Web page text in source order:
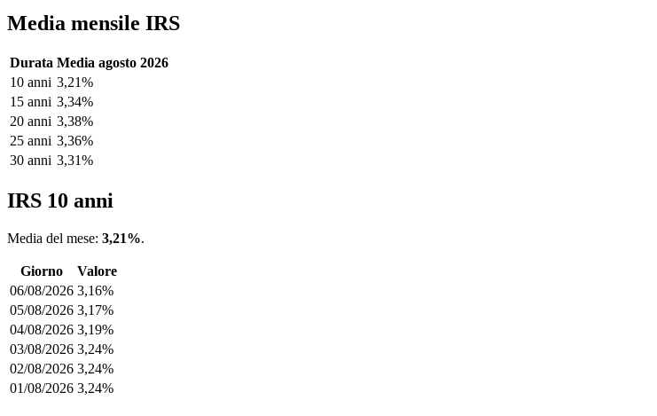
Media mensile IRS
Durata Media agosto 2026
10 anni 3,21%
15 anni 3,34%
20 anni 3,38%
25 anni 3,36%
30 anni 3,31%
IRS 10 anni
Media del mese: 3,21%.
Giorno
Valore
06/08/2026 3,16%
05/08/2026 3,17%
04/08/2026 3,19%
03/08/2026 3,24%
02/08/2026 3,24%
01/08/2026 3,24%